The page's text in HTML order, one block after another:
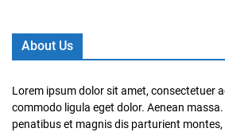
About Us
Lorem ipsum dolor sit amet, consectetuer
commodo ligula eget dolor. Aenean
penatibus et magnis dis parturient